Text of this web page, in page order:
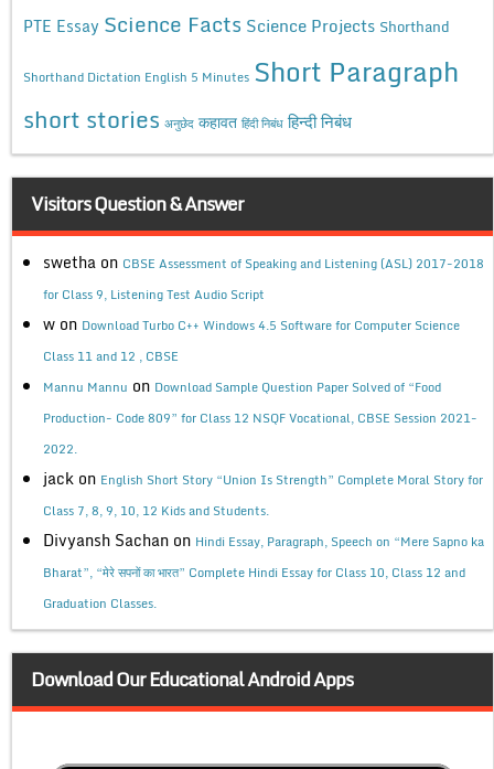
PTE Essay Science Facts Science Projects Shorthand
Shorthand Dictation English 5 Minutes Short Paragraph
short stories अनुछेद कहावत हिंदी निबंध हिन्दी निबंध
Visitors Question & Answer
swetha on CBSE Assessment of Speaking and Listening (ASL) 2017-2018
for Class 9, Listening Test Audio Script
w on Download Turbo C++ Windows 4.5 Software for Computer Science
Class 11 and 12 , CBSE
Mannu Mannu on Download Sample Question Paper Solved of “Food
Production- Code 809” for Class 12 NSQF Vocational, CBSE Session 2021-
2022.
jack on English Short Story “Union Is Strength” Complete Moral Story for
Class 7, 8, 9, 10, 12 Kids and Students.
Divyansh Sachan on Hindi Essay, Paragraph, Speech on “Mere Sapno ka
Bharat”, “मेरे सपनों का भारत” Complete Hindi Essay for Class 10, Class 12 and
Graduation Classes.
Download Our Educational Android Apps